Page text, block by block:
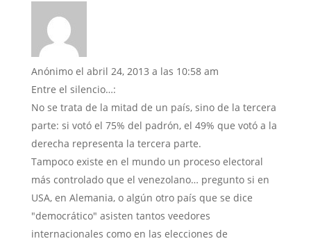
Anónimo el abril 24, 2013 a las 10:58 am
Entre el silencio…:
No se trata de la mitad de un país, sino de la tercera
parte: si votó el 75% del padrón, el 49% que votó a la
derecha representa la tercera parte.
Tampoco existe en el mundo un proceso electoral
más controlado que el venezolano… pregunto si en
USA, en Alemania, o algún otro país que se dice
"democrático" asisten tantos veedores
internacionales como en las elecciones de